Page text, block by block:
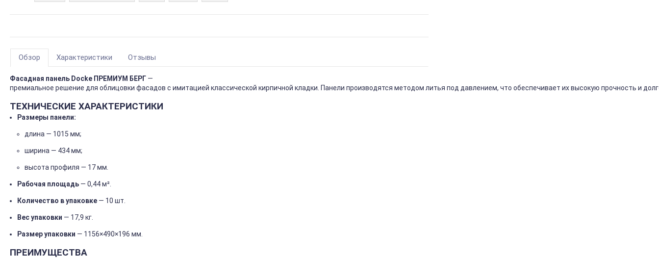
Обзор Характеристики Отзывы
Фасадная панель Docke ПРЕМИУМ БЕРГ —
премиальное решение для облицовки фасадов с имитацией классической кирпичной кладки. Панели производятся методом литья под давлением, что обеспечивает ихвысокую прочность и
ТЕХНИЧЕСКИЕ ХАРАКТЕРИСТИКИ
Размеры панели:
длина — 1015 мм;
ширина — 434мм;
высотапрофиля — 17мм.
Рабочая площадь — 0,44м².
Количество вупаковке — 10 шт.
Весупаковки — 17,9 кг.
Размерупаковки — 1156×490×196 мм.
ПРЕИМУЩЕСТВА